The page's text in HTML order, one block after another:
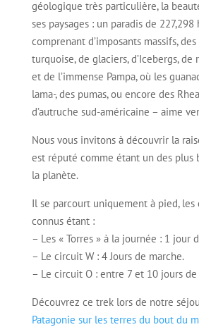
géologique très particulière, la
ses paysages : un paradis de 227,298
comprenant d’imposants massifs,
turquoise, de glaciers, d’Icebergs, de
et de l’immense Pampa, où les
lama-, des pumas, ou encore des
d’autruche sud-américaine – aime
Nous vous invitons à découvrir la
est réputé comme étant un des plus
la planète.
Il se parcourt uniquement à pied,
connus étant :
– Les « Torres » à la journée : 1 jour
– Le circuit W : 4 Jours de marche.
– Le circuit O : entre 7 et 10 jours de
Découvrez ce trek lors de notre
Patagonie sur les terres du bout du